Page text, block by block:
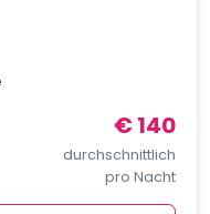
€ 140
durchschnittlich
pro Nacht